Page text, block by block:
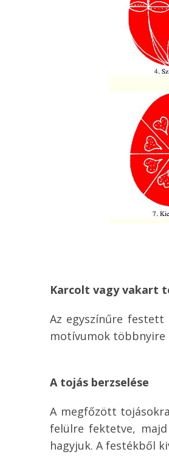
Karcolt vagy vakart
Az egyszínűre festett
motívumok többnyire
A tojás berzselése
A megfőzött
felülre fektetve,
hagyjuk. A festékből